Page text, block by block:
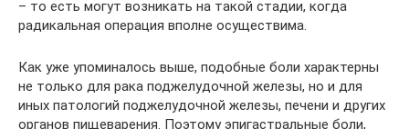
– то есть могут возникать на такой стадии, когда
радикальная операция вполне осуществима.
Как уже упоминалось выше, подобные боли характерны
не только для рака поджелудочной железы, но и для
иных патологий поджелудочной железы, печени и других
органов пищеварения. Поэтому эпигастральные боли,